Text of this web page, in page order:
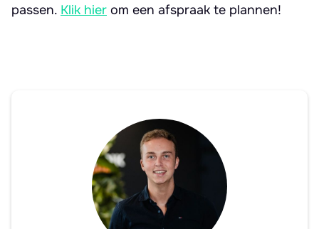
passen. Klik hier om een afspraak te plannen!